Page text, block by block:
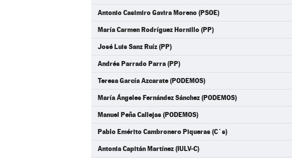
Antonio Casimiro Gavira Moreno (PSOE)
María Carmen Rodríguez Hornillo (PP)
José Luis Sanz Ruíz (PP)
Andrés Parrado Parra (PP)
Teresa García Azcarate (PODEMOS)
María Ángeles Fernández Sánchez (PODEMOS)
Manuel Peña Callejas (PODEMOS)
Pablo Emérito Cambronero Piqueras (C´s)
Antonia Capitán Martínez (IULV-C)